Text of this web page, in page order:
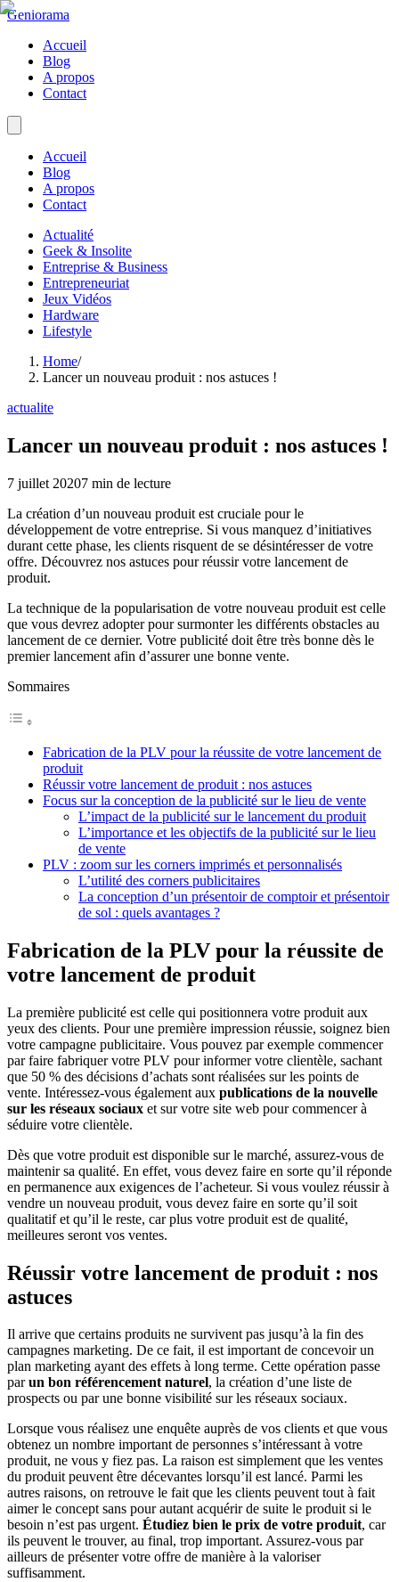
Geniorama
Accueil
Blog
A propos
Contact
Accueil
Blog
A propos
Contact
Actualité
Geek & Insolite
Entreprise & Business
Entrepreneuriat
Jeux Vidéos
Hardware
Lifestyle
Home/
Lancer un nouveau produit : nos astuces !
actualite
Lancer un nouveau produit : nos astuces !
7 juillet 20207 min de lecture
La création d’un nouveau produit est cruciale pour le
développement de votre entreprise. Si vous manquez d’initiatives
durant cette phase, les clients risquent de se désintéresser de votre
offre. Découvrez nos astuces pour réussir votre lancement de
produit.
La technique de la popularisation de votre nouveau produit est celle
que vous devrez adopter pour surmonter les différents obstacles au
lancement de ce dernier. Votre publicité doit être très bonne dès le
premier lancement afin d’assurer une bonne vente.
Sommaires
Fabrication de la PLV pour la réussite de votre lancement de
produit
Réussir votre lancement de produit : nos astuces
Focus sur la conception de la publicité sur le lieu de vente
L’impact de la publicité sur le lancement du produit
L’importance et les objectifs de la publicité sur le lieu
de vente
PLV : zoom sur les corners imprimés et personnalisés
L’utilité des corners publicitaires
La conception d’un présentoir de comptoir et présentoir
de sol : quels avantages ?
Fabrication de la PLV pour la réussite de
votre lancement de produit
La première publicité est celle qui positionnera votre produit aux
yeux des clients. Pour une première impression réussie, soignez bien
votre campagne publicitaire. Vous pouvez par exemple commencer
par faire fabriquer votre PLV pour informer votre clientèle, sachant
que 50 % des décisions d’achats sont réalisées sur les points de
vente. Intéressez-vous également aux publications de la nouvelle
sur les réseaux sociaux et sur votre site web pour commencer à
séduire votre clientèle.
Dès que votre produit est disponible sur le marché, assurez-vous de
maintenir sa qualité. En effet, vous devez faire en sorte qu’il réponde
en permanence aux exigences de l’acheteur. Si vous voulez réussir à
vendre un nouveau produit, vous devez faire en sorte qu’il soit
qualitatif et qu’il le reste, car plus votre produit est de qualité,
meilleures seront vos ventes.
Réussir votre lancement de produit : nos
astuces
Il arrive que certains produits ne survivent pas jusqu’à la fin des
campagnes marketing. De ce fait, il est important de concevoir un
plan marketing ayant des effets à long terme. Cette opération passe
parun bon référencement naturel, la création d’une liste de
prospects ou par une bonne visibilité sur les réseaux sociaux.
Lorsque vous réalisez une enquête auprès de vos clients et que vous
obtenez un nombre important de personnes s’intéressant à votre
produit, ne vous y fiez pas. La raison est simplement que les ventes
du produit peuvent être décevantes lorsqu’il est lancé. Parmi les
autres raisons, on retrouve le fait que les clients peuvent tout à fait
aimer le concept sans pour autant acquérir de suite le produit si le
besoin n’est pas urgent. Étudiez bien le prix de votre produit, car
ils peuvent le trouver, au final, trop important. Assurez-vous par
ailleurs de présenter votre offre de manière à la valoriser
suffisamment.